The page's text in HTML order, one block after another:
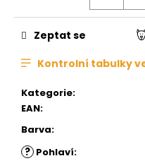
Kategorie:
EAN:
Barva:
? Pohlaví:
Zeptat se
Kontrolní tabulky